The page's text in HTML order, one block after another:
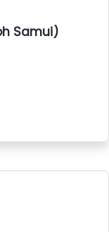
Samui)